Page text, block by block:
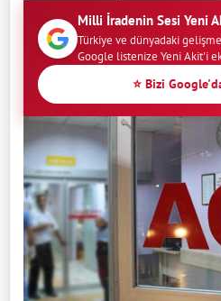
Milli İradenin Sesi Yeni
Türkiye ve dünyadaki
Google listenize Yeni Akit'i
⭐ Bizi